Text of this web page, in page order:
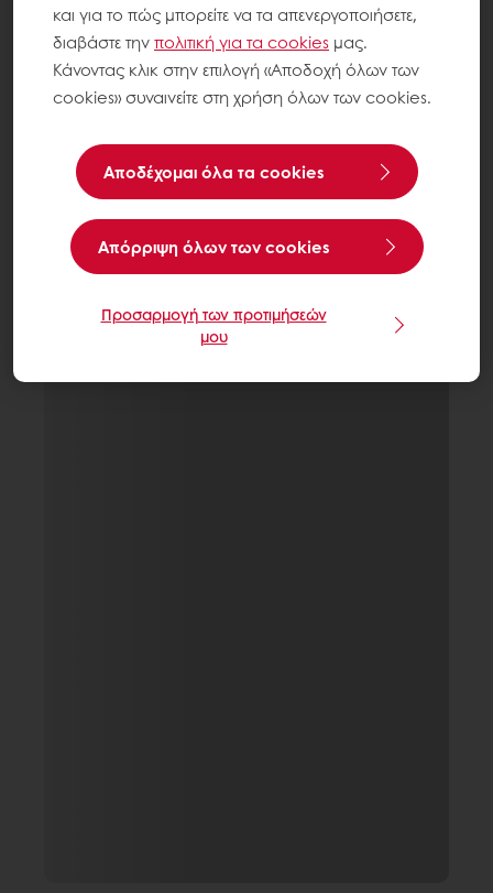
και για το πώς μπορείτε να τα απενεργοποιήσετε,
διαβάστε τηνπολιτική για τα cookies μας.
Κάνοντας κλικ στην επιλογή «Αποδοχή όλων των
cookies» συναινείτε στη χρήση όλων των cookies.
Αποδέχομαι όλα τα cookies
Aπόρριψη όλων των cookies
Προσαρμογή των προτιμήσεών
μου